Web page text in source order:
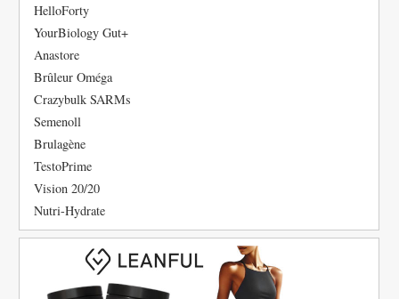
HelloForty
YourBiology Gut+
Anastore
Brûleur Oméga
Crazybulk SARMs
Semenoll
Brulagène
TestoPrime
Vision 20/20
Nutri-Hydrate